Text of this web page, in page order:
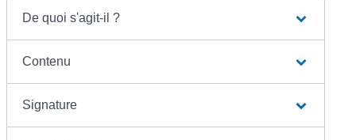
De quoi s'agit-il ?
Contenu
Signature